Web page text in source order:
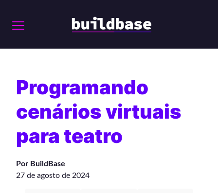
Programando
cenários virtuais
para teatro
Por BuildBase
27 de agosto de 2024